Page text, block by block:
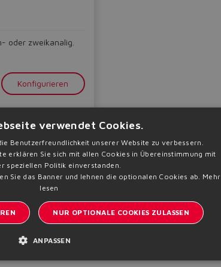
oder zweikanalig.
Konfigurieren
verwendet Cookies.
Benutzerfreundlichkeit unserer Website zu verbessern.
erklären Sie sich mit allen Cookies in Übereinstimmung mit
speziellen Politik einverstanden.
Sie das Banner und lehnen die optionalen Cookies ab. Mehr
lesen
NUR OPTIONALE COOKIES ZULASSEN
ANPASSEN